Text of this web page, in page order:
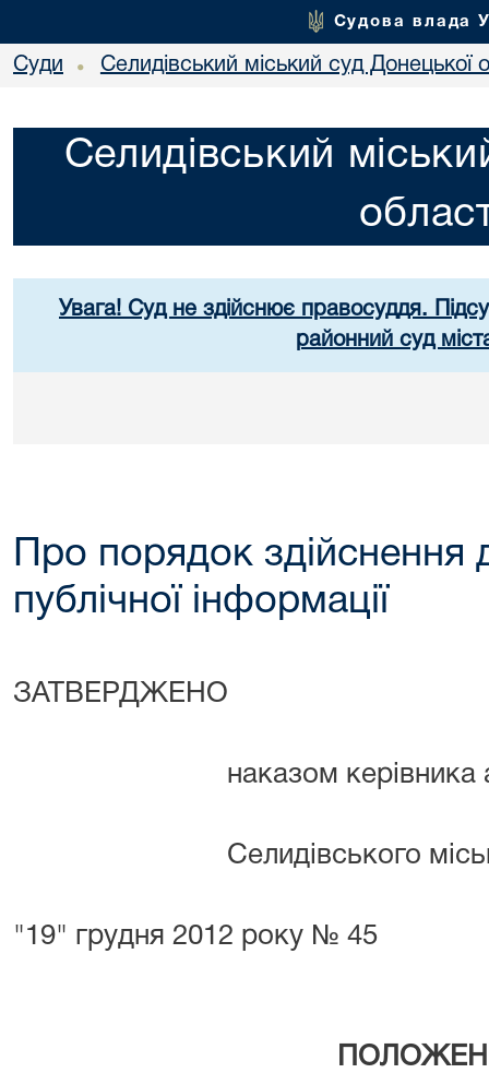
Судова влада
Суди • Селидівський міський суд Донецької
Селидівський
Увага! Суд не здійснює правосуддя.
районний суд
Про порядок здійснення
публічної інформації
ЗАТВЕРДЖЕНО
наказом керівника
Селидівського
"19" грудня 2012 року № 45